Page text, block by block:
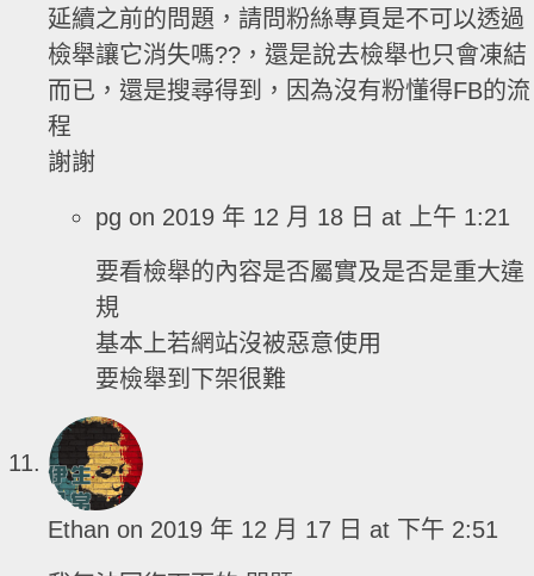
延續之前的問題，請問粉絲專頁是不可以透過
檢舉讓它消失嗎??，還是說去檢舉也只會凍結
而已，還是搜尋得到，因為沒有粉懂得FB的流
程
謝謝
pg on 2019 年 12 月 18 日 at 上午 1:21
要看檢舉的內容是否屬實及是否是重大違
規
基本上若網站沒被惡意使用
要檢舉到下架很難
Ethan on 2019 年 12 月 17 日 at 下午 2:51